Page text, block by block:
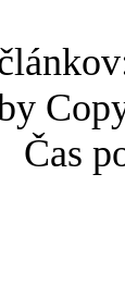
Čas